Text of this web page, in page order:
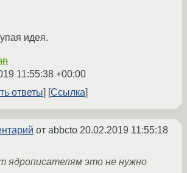
идея.
11:55:38 +00:00
ответы
Ссылка
от abbcto 20.02.2019 11:55:18
ядрописателям это не нужно